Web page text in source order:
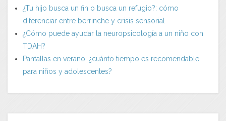
¿Tu hijo busca un fin o busca un refugio?: cómo
diferenciar entre berrinche y crisis sensorial
¿Cómo puede ayudar la neuropsicología a un niño con
TDAH?
Pantallas en verano: ¿cuánto tiempo es recomendable
para niños y adolescentes?